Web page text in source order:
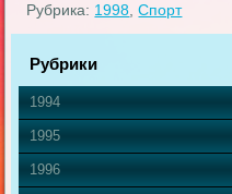
Рубрика: 1998,Спорт
Рубрики
1994
1995
1996